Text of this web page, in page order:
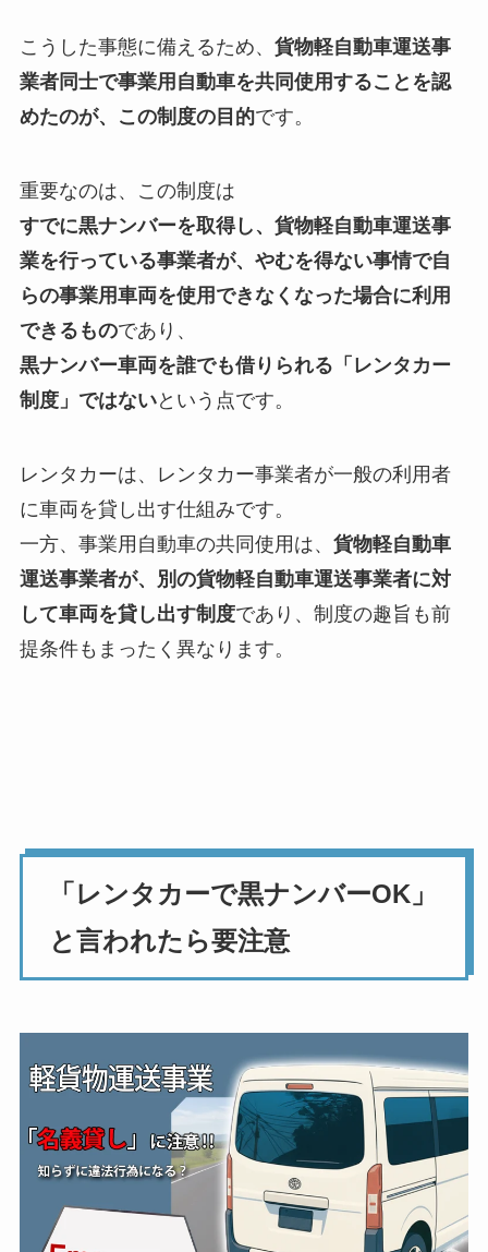
こうした事態に備えるため、 貨物軽自動車運送事
業者同士で事業用自動車を共同使用することを認
めたのが、この制度の目的です。
重要なのは、この制度は
すでに黒ナンバーを取得し、貨物軽自動車運送事
業を行っている事業者が、やむを得ない事情で自
らの事業用車両を使用できなくなった場合に利用
できるものであり、
黒ナンバー車両を誰でも借りられる「レンタカー
制度」ではないという点です。
レンタカーは、レンタカー事業者が一般の利用者
に車両を貸し出す仕組みです。
一方、事業用自動車の共同使用は、 貨物軽自動車
運送事業者が、別の貨物軽自動車運送事業者に対
して車両を貸し出す制度であり、制度の趣旨も前
提条件もまったく異なります。
「レンタカーで黒ナンバーOK」
と言われたら要注意